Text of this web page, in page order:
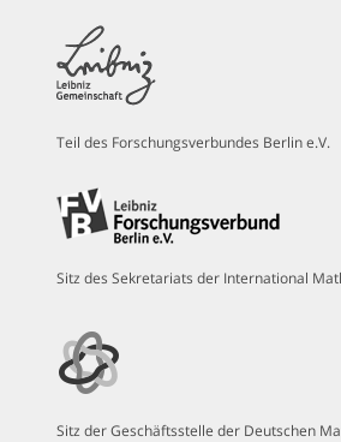
Teil des Forschungsverbundes Berlin e.V.
Sitz des Sekretariats der International
Sitz der Geschäftsstelle der Deutschen